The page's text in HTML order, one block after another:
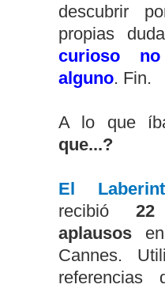
descubrir
propias
curioso
alguno. Fin.
A lo que
que...?
El
recibió
aplausos
Cannes.
referencias